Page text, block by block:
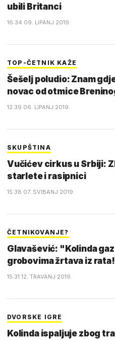
ubili Britanci
16:34 09. LIPANJ 2019.
TOP-ČETNIK KAŽE
Šešelj poludio: Znam
novac od otmice
12:39 06. LIPANJ 2019.
SKUPŠTINA
Vučićev cirkus u Srbiji:
starlete i rasipnici
15:38 07. SVIBANJ 2019.
ČETNIKOVANJE?
Glavašević: "Kolinda
grobovima žrtava iz
15:31 12. TRAVANJ 2019.
DVORSKE IGRE
Kolinda ispaljuje zbog